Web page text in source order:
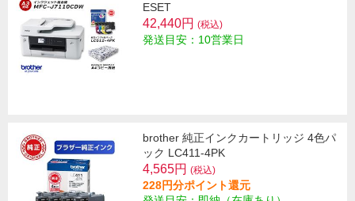
ESET
42,440円 (税込)
発送目安：10営業日
brother 純正インクカートリッジ 4色パ
ック LC411-4PK
4,565円 (税込)
228円分ポイント還元